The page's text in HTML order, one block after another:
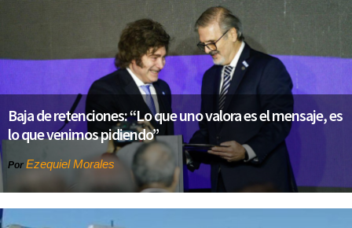
Baja de retenciones: “Lo que uno valora es el mensaje, es
lo que venimos pidiendo”
Por Ezequiel Morales